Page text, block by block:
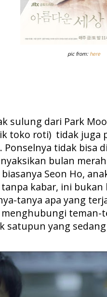
pic from: here
sulung dari Park
toko roti) tidak juga
Ponselnya tidak bisa
bulan
Seon Ho,
kabar, ini bukan
tanya apa yang
teman-
satupun yang